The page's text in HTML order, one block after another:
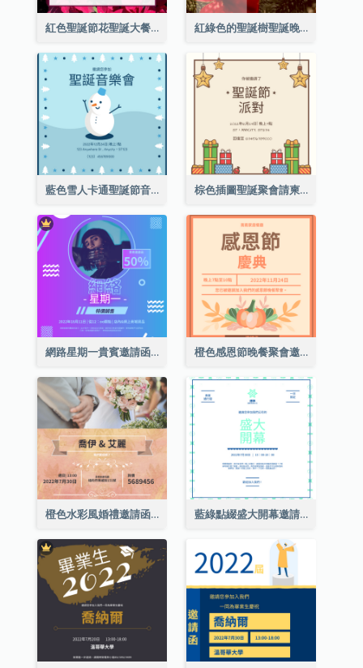
紅色聖誕節花聖誕大餐請柬 紅綠色的聖誕樹聖誕晚會邀請函
藍色雪人卡通聖誕節音樂會邀請 棕色插圖聖誕聚會請柬
網路星期一貴賓邀請函 橙色感恩節晚餐聚會邀請函
橙色水彩風婚禮邀請函 藍綠點綴盛大開幕邀請函